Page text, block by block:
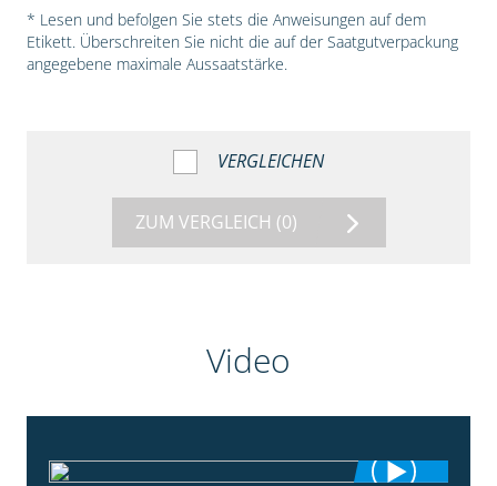
* Lesen und befolgen Sie stets die Anweisungen auf dem
Etikett. Überschreiten Sie nicht die auf der Saatgutverpackung
angegebene maximale Aussaatstärke.
VERGLEICHEN
ZUM VERGLEICH (0)
Video